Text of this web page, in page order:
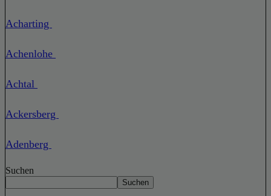
Acharting
Achenlohe
Achtal
Ackersberg
Adenberg
Suchen
Suchen